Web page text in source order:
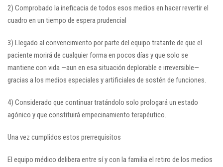
2) Comprobado la ineficacia de todos esos medios en hacer revertir el
cuadro en un tiempo de espera prudencial
3) Llegado al convencimiento por parte del equipo tratante de que el
paciente morirá de cualquier forma en pocos días y que solo se
mantiene con vida —aun en esa situación deplorable e irreversible—
gracias a los medios especiales y artificiales de sostén de funciones.
4) Considerado que continuar tratándolo solo prologará un estado
agónico y que constituirá empecinamiento terapéutico.
Una vez cumplidos estos prerrequisitos
El equipo médico delibera entre sí y con la familia el retiro de los medios